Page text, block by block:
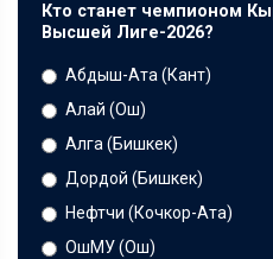
Кто станет чемпионом
Высшей Лиге-2026?
Абдыш-Ата (Кант)
Алай (Ош)
Алга (Бишкек)
Дордой (Бишкек)
Нефтчи (Кочкор-Ата)
ОшМУ (Ош)